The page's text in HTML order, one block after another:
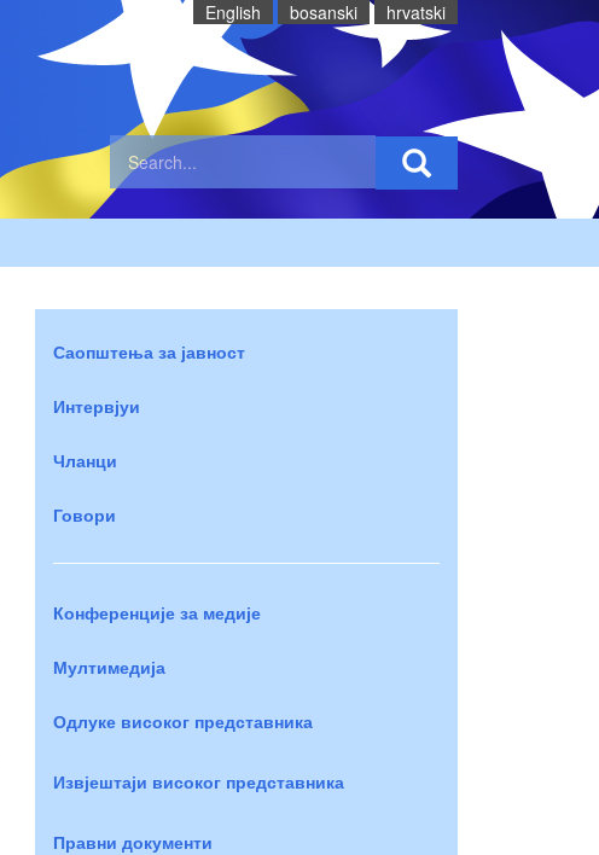
English bosanski hrvatski
Саопштења за јавност
Интервјуи
Чланци
Говори
Конференције за медије
Мултимедија
Одлуке високог представника
Извјештаји високог представника
Правни документи